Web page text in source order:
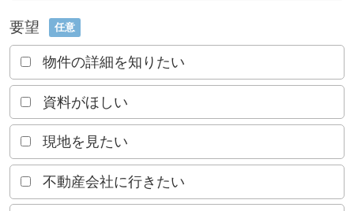
要望 任意
物件の詳細を知りたい
資料がほしい
現地を見たい
不動産会社に行きたい